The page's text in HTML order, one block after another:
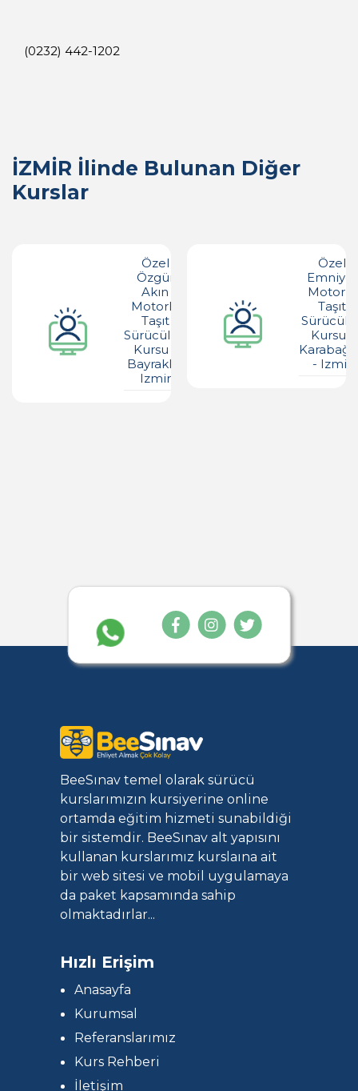
(0232) 442-1202
İZMİR İlinde Bulunan Diğer
Kurslar
Özel
Özgür
Akın
Motorlu
Taşıt
Sürücüleri
Kursu -
Bayraklı -
Izmir
Özel
Emniyet
Motorlu
Taşıt
Kursu -
- Izmir
BeeSınav temel olarak sürücü
kurslarımızın kursiyerine online
ortamda eğitim hizmeti sunabildiği
bir sistemdir. BeeSınav alt yapısını
kullanan kurslarımız kurslaına ait
bir web sitesi ve mobil uygulamaya
da paket kapsamında sahip
olmaktadırlar...
Hızlı Erişim
Anasayfa
Kurumsal
Referanslarımız
Kurs Rehberi
İletişim